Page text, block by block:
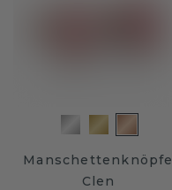
Manschettenknöpfe
Clen